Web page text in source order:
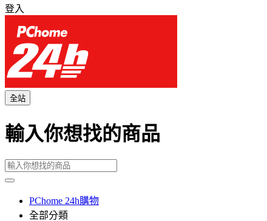
登入
全站
輸入你想找的商品
PChome 24h購物
全部分類